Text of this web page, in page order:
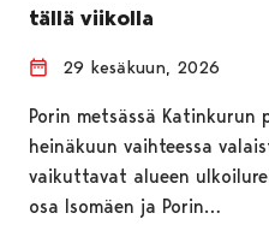
tällä viikolla
29 kesäkuun, 2026
Porin metsässä Katinkurun
heinäkuun vaihteessa
vaikuttavat alueen
osa Isomäen ja Porin…